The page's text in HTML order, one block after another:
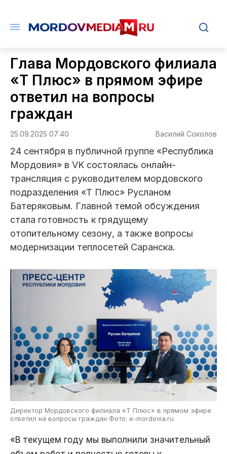
Глава Мордовского филиала
«Т Плюс» в прямом эфире
ответил на вопросы
граждан
25.09.2025 07:40 Василий Соколов
24 сентября в публичной группе «Республика
Мордовия» в VK состоялась онлайн-
трансляция с руководителем мордовского
подразделения «Т Плюс» Русланом
Батеряковым. Главной темой обсуждения
стала готовность к грядущему
отопительному сезону, а также вопросы
модернизации теплосетей Саранска.
Директор Мордовского филиала «Т Плюс» в прямом эфире
ответил на вопросы граждан Фото: e-mordovia.ru
«В текущем году мы выполнили значительный